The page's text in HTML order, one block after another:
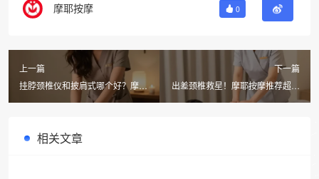
摩耶按摩 0
上一篇
挂脖颈椎仪和披肩式哪个好？摩耶
同城按摩上门推拿场景对比实测
下一篇
出差颈椎救星！摩耶按摩推荐超轻
无感便携按摩器，24小时随叫随到
相关文章